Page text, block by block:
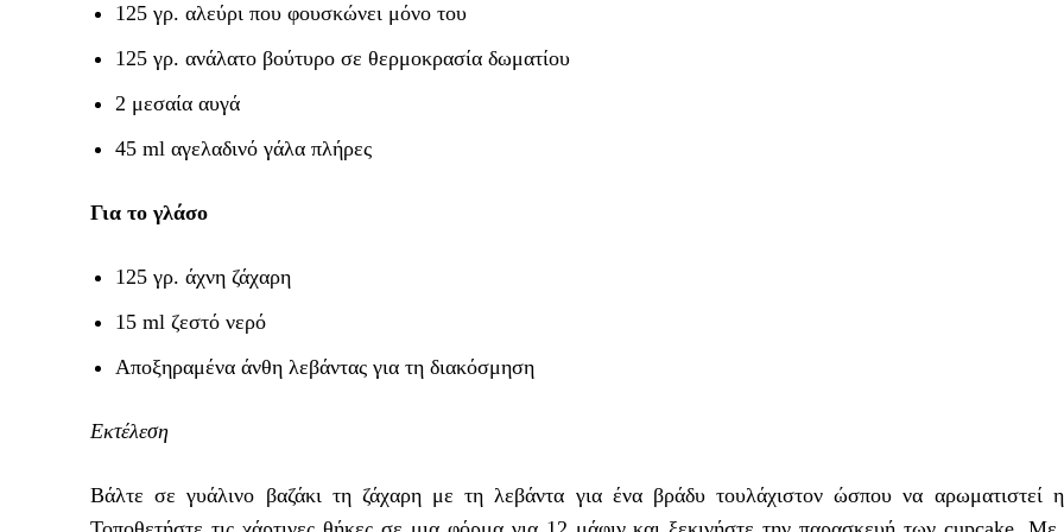
125 γρ. αλεύρι που φουσκώνει μόνο του
125 γρ. ανάλατο βούτυρο σε θερμοκρασία δωματίου
2 μεσαία αυγά
45 ml αγελαδινό γάλα πλήρες
Για το γλάσο
125 γρ. άχνη ζάχαρη
15 ml ζεστό νερό
Αποξηραμένα άνθη λεβάντας για τη διακόσμηση
Εκτέλεση
Βάλτε σε γυάλινο βαζάκι τη ζάχαρη με τη λεβάντα για ένα βράδυ τουλάχιστον ώσπου να αρωματιστεί